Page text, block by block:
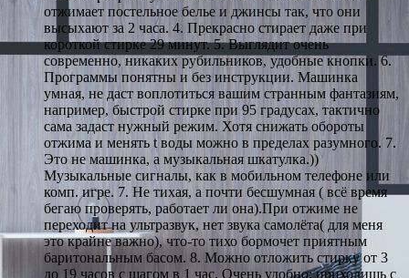
отжимает постельное белье и джинсы так, что они
высыхают за 2 часа. 4. Прекрасно стирает даже при
короткой стирке 29 минут. 5. Выглядит очень
современно, никаких рубильников, удобные кнопки. 6.
Программы понятны и без инструкции. Машинка
умная, не даст воплотиться вашим странным фантазиям,
например, быстрой стирке при 95 градусах, тактично
сама задаст нужный режим. Хотя снижать обороты
отжима и менять t воды можно в пределах разумного. 7.
Это не машинка, а музыкальная шкатулка.))
Музыкальные сигналы, как в мобильном телефоне или
комп. игре. 7. Не тихая, а почти бесшумная ( всё время
бегаю проверять, работает ли она).При отжиме не
переходит на ультразвук, нет звука самолёта( для меня
это крайне важно), что-то тихо бормочет приятным
баритональным басом. 8. Можно отложить стирку от 3
до 19 часов с шагом в 1 час. Очень удобно: приходишь с